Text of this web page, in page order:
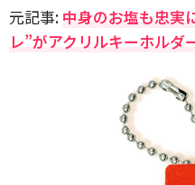
元記事: 中身のお塩も忠実
レ”がアクリルキーホルダ